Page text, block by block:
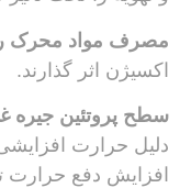
مصرف مواد محرک
اکسیژن اثر گذارند.
سطح پروتئین جیره
دلیل حرارت
افزایش دفع حرارت